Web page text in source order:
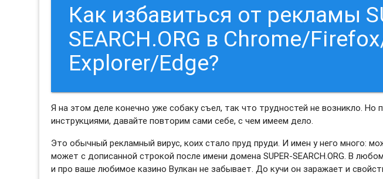
Как избавиться от рекламы
SEARCH.ORG в Chrome/
Explorer/Edge?
Я на этом деле конечно уже собаку съел, так что трудностей не возникло. Но
инструкциями, давайте повторим сами себе, с чем имеем дело.
Это обычный рекламный вирус, коих стало пруд пруди. И имен у него много:
может с дописанной строкой после имени домена SUPER-SEARCH.ORG. В
и про ваше любимое казино Вулкан не забывает. До кучи он заражает и